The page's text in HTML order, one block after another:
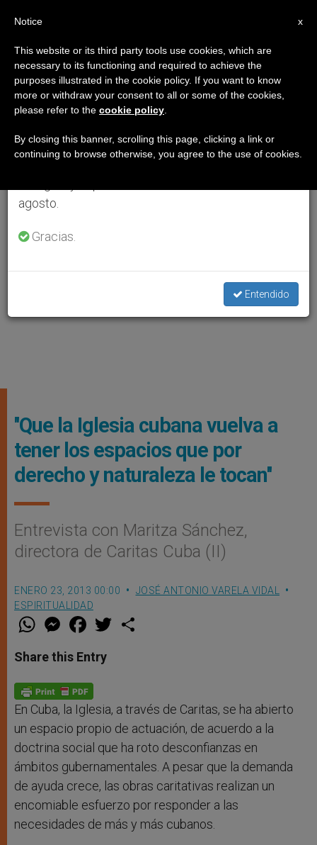
''Que la Iglesia cubana vuelva a
tener los espacios que por
derecho y naturaleza le tocan''
Entrevista con Maritza Sánchez,
directora de Caritas Cuba (II)
ENERO 23, 2013 00:00
JOSÉ ANTONIO VARELA VIDAL
ESPIRITUALIDAD
W
t
s
p
p
M
e
s
e
g
e
r
F
a
e
b
o
k
w
Share this Entry
En Cuba, la Iglesia, a través de Caritas, se ha abierto
un espacio propio de actuación, de acuerdo a la
doctrina social que ha roto desconfianzas en
ámbitos gubernamentales. A pesar que la demanda
de ayuda crece, las obras caritativas realizan un
encomiable esfuerzo por responder a las
necesidades de más y más cubanos.
×
Aviso importante
Del 27 de julio al 7 de agosto haremos la pausa
anual, aprovechando que en el periodo de verano
se generan menos informaciones y también el
agosto.
Gracias.
Entendido
x
Notice
This website or its third party tools use cookies, which are
necessary to its functioning and required to achieve the
purposes illustrated in the cookie policy. If you want to know
more or withdraw your consent to all or some of the cookies,
please refer to the cookie policy
By closing this banner, scrolling this page, clicking a link or
continuing to browse otherwise, you agree to the use of cookies.